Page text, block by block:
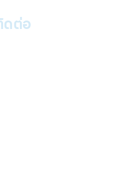
ดต่อ